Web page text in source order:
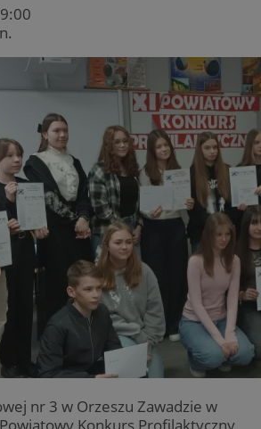
nr 3 w Orzeszu Zawadzie w
Konkurs Profilaktyczny